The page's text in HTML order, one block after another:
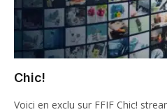
Chic!
Voici en exclu sur FFIF Chic!